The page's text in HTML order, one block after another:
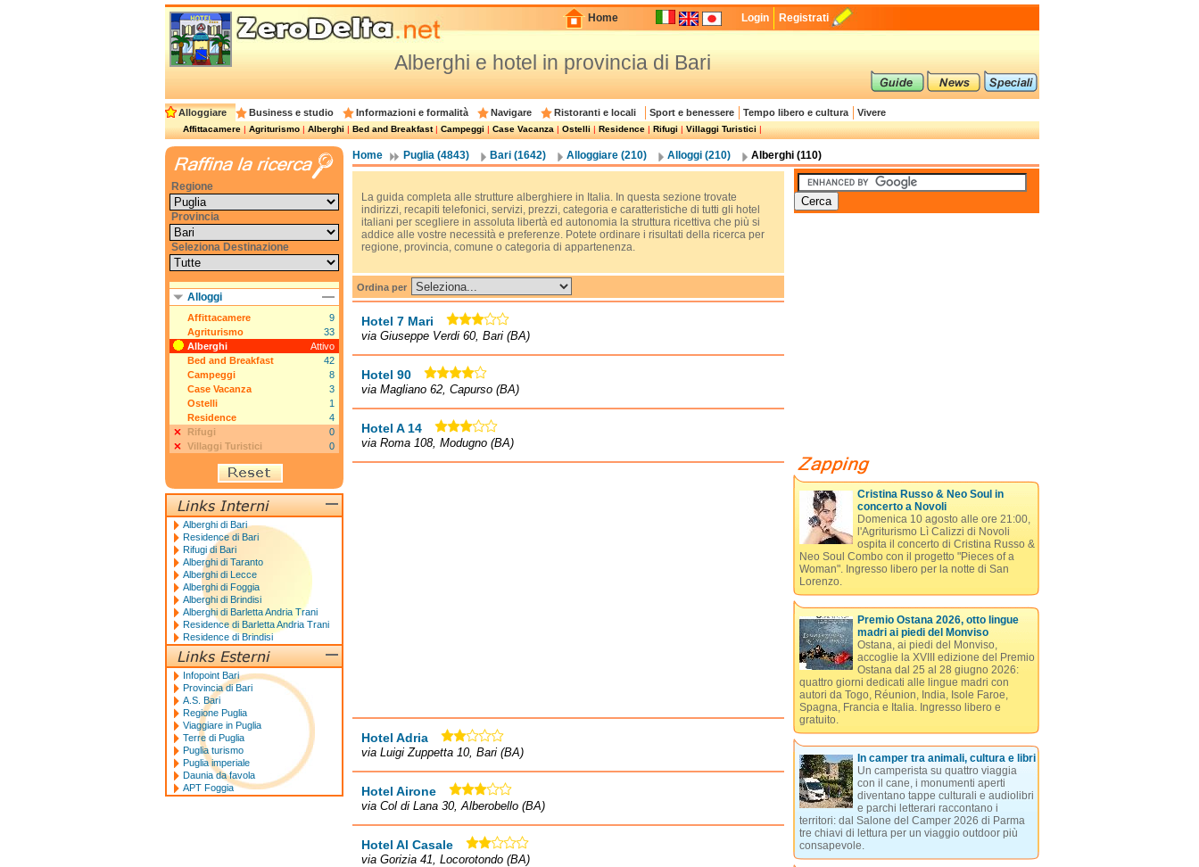
Home Login Registrati
Alberghi e hotel in provincia di Bari
Alloggiare Business e studio Informazioni e formalità Navigare Ristoranti e locali Sport e benessere Tempo libero e cultura Vivere
Affittacamere|Agriturismo|Alberghi|Bed and Breakfast|Campeggi|Case Vacanza|Ostelli|Residence|Rifugi|Villaggi Turistici|
Home Puglia (4843) Bari (1642) Alloggiare (210) Alloggi (210) Alberghi (110)
La guida completa alle strutture alberghiere in Italia. In questa sezione trovate
indirizzi, recapiti telefonici, servizi, prezzi, categoria e caratteristiche di tutti gli hotel
italiani per scegliere in assoluta libertà ed autonomia la struttura ricettiva che più si
addice alle vostre necessità e preferenze. Potete ordinare i risultati della ricerca per
regione, provincia, comune o categoria di appartenenza.
Ordina per
Hotel 7 Mari
via Giuseppe Verdi 60, Bari (BA)
Hotel 90
via Magliano 62, Capurso (BA)
Hotel A 14
via Roma 108, Modugno (BA)
Hotel Adria
via Luigi Zuppetta 10, Bari (BA)
Hotel Airone
via Col di Lana 30, Alberobello (BA)
Hotel Al Casale
via Gorizia 41, Locorotondo (BA)
Cristina Russo & Neo Soul in
concerto a Novoli
Domenica 10 agosto alle ore 21:00,
l'Agriturismo Lì Calizzi di Novoli
ospita il concerto di Cristina Russo &
Neo Soul Combo con il progetto "Pieces of a
Woman". Ingresso libero per la notte di San
Lorenzo.
Premio Ostana 2026, otto lingue
madri ai piedi del Monviso
Ostana, ai piedi del Monviso,
accoglie la XVIII edizione del Premio
Ostana dal 25 al 28 giugno 2026:
quattro giorni dedicati alle lingue madri con
autori da Togo, Réunion, India, Isole Faroe,
Spagna, Francia e Italia. Ingresso libero e
gratuito.
In camper tra animali, cultura e libri
Un camperista su quattro viaggia
con il cane, i monumenti aperti
diventano tappe culturali e audiolibri
e parchi letterari raccontano i
territori: dal Salone del Camper 2026 di Parma
tre chiavi di lettura per un viaggio outdoor più
consapevole.
Regione
Provincia
Seleziona Destinazione
Alloggi
Affittacamere
9
Agriturismo
33
Alberghi
Attivo
Bed and Breakfast
42
Campeggi
8
Case Vacanza
3
Ostelli
1
Residence
4
Rifugi
0
Villaggi Turistici
0
Alberghi di Bari
Residence di Bari
Rifugi di Bari
Alberghi di Taranto
Alberghi di Lecce
Alberghi di Foggia
Alberghi di Brindisi
Alberghi di Barletta Andria Trani
Residence di Barletta Andria Trani
Residence di Brindisi
Infopoint Bari
Provincia di Bari
A.S. Bari
Regione Puglia
Viaggiare in Puglia
Terre di Puglia
Puglia turismo
Puglia imperiale
Daunia da favola
APT Foggia